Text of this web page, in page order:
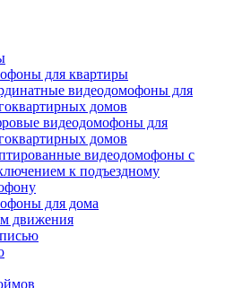
для квартиры
видеодомофоны для
домов
видеодомофоны для
домов
видеодомофоны с
к подъездному
для дома
движения